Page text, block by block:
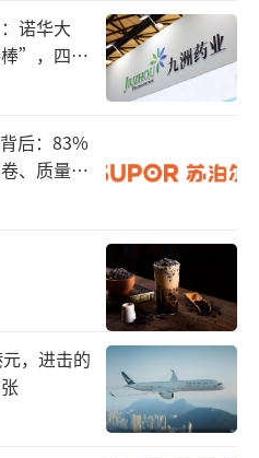
）定位专业运动装备
焦性能与高端客群。可
高端户外品牌，主打露
始祖鸟形成中高端户
端户外与专业竞技市
达377.52亿元，占安踏
位奢华户外，萨洛蒙
尔胜则是专业球类品
女性瑜伽服饰，主打日
诺华大
”，四大
后：83%
、质量频
，进击的